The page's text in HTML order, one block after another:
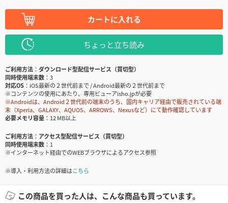
カートに入れる
ちょっと立ち読み
ご利用方法
ダウンロード型配信サービス（買切型）
同時使用端末数
3
対応OS
iOS最新の２世代前まで / Android最新の２世代前まで
※コンテンツの使用にあたり、専用ビューアisho.jpが必要
※Androidは、Android２世代前の端末のうち、国内キャリア経由で販売されている端
末（Xperia、GALAXY、AQUOS、ARROWS、Nexusなど）にて動作確認しています
必要メモリ容量
12 MB以上
ご利用方法
アクセス型配信サービス（買切型）
同時使用端末数
1
※インターネット経由でのWEBブラウザによるアクセス参照
※導入・利用方法の詳細はこちら
この商品を買った人は、こんな商品も買っています。